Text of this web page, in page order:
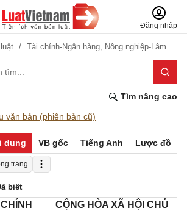
Đăng nhập
Tài chính-Ngân hàng, Nông nghiệp-Lâm nghiệp
Tìm nâng cao
văn bản (phiên bản cũ)
dung VB gốc Tiếng Anh Lược đồ
trang
biết
CỘNG HÒA XÃ HỘI CHỦ